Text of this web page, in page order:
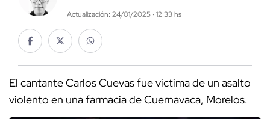
Actualización: 24/01/2025 · 12:33 hs
El cantante Carlos Cuevas fue víctima de un asalto
violento en una farmacia de Cuernavaca, Morelos.